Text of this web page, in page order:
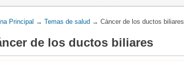
Principal → Temas de salud → Cáncer de los ductos biliares
de los ductos biliares